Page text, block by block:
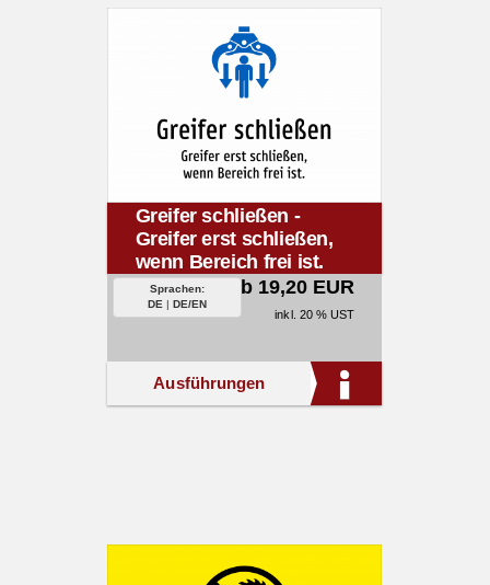
Greifer schließen -
Greifer erst schließen,
wenn Bereich frei ist.
Sprachen:
DE | DE/EN
ab 19,20 EUR
inkl. 20 % UST
Ausführungen